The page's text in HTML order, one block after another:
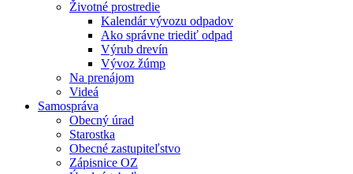
Životné prostredie
Kalendár vývozu odpadov
Ako správne triediť odpad
Výrub drevín
Vývoz žúmp
Na prenájom
Videá
Samospráva
Obecný úrad
Starostka
Obecné zastupiteľstvo
Zápisnice OZ